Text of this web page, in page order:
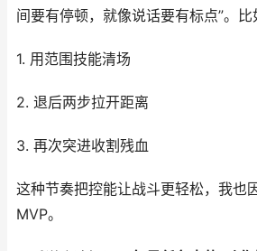
间要有停顿，就像说话要有标点”。比
1. 用范围技能清场
2. 退后两步拉开距离
3. 再次突进收割残血
这种节奏把控能让战斗更轻松，我也
MVP。